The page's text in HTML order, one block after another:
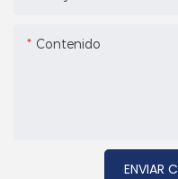
Contenido
ENVIAR